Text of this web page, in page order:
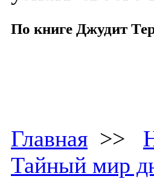
По книге Джудит
Главная >>
Тайный мир